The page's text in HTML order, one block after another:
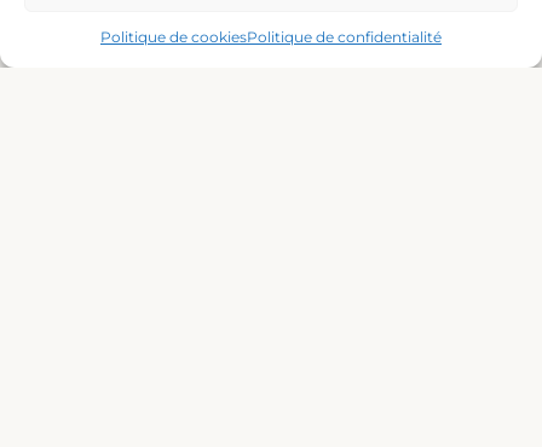
Politique de cookiesPolitique de confidentialité